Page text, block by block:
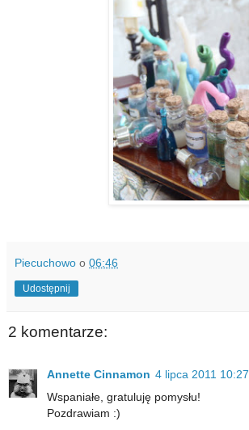
Piecuchowo o 06:46
Udostępnij
2 komentarze:
Annette Cinnamon 4 lipca 2011 10:27
Wspaniałe, gratuluję pomysłu!
Pozdrawiam :)